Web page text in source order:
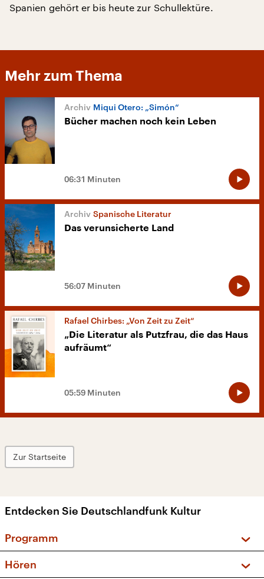
Spanien gehört er bis heute zur Schullektüre.
Mehr zum Thema
Miqui Otero: „Simón“
Bücher machen noch kein Leben
06:31 Minuten
Spanische Literatur
Das verunsicherte Land
56:07 Minuten
Rafael Chirbes: „Von Zeit zu Zeit“
„Die Literatur als Putzfrau, die das Haus
aufräumt“
05:59 Minuten
Zur Startseite
Entdecken Sie Deutschlandfunk Kultur
Programm
Hören